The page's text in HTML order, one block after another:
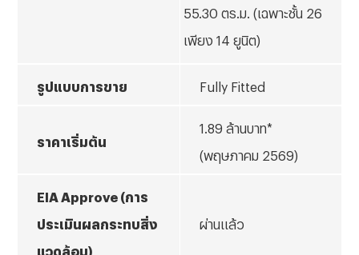
55.30 ตร.ม. (เฉพาะชั้น 26
เพียง 14 ยูนิต)
รูปแบบการขาย Fully Fitted
ราคาเริ่มต้น
1.89 ล้านบาท*
(พฤษภาคม 2569)
EIA Approve (การ
ประเมินผลกระทบสิ่ง
แวดล้อม)
ผ่านแล้ว